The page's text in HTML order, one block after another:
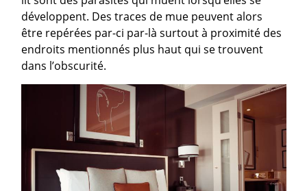
développent. Des traces de mue peuvent alors
être repérées par-ci par-là surtout à proximité des
endroits mentionnés plus haut qui se trouvent
dans l’obscurité.